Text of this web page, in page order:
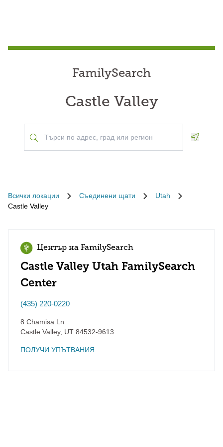
FamilySearch
Castle Valley
Всички локации Съединени щати
Utah
Castle Valley
Център на FamilySearch
Castle Valley Utah FamilySearch
Center
(435) 220-0220
8 Chamisa Ln
Castle Valley, UT 84532-9613
ПОЛУЧИ УПЪТВАНИЯ